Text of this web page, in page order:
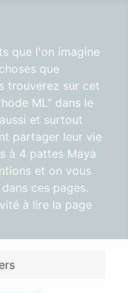
que l'on imagine
que
trouverez sur cet
ML" dans le
et surtout
partager leur vie
à 4 pattes Maya
et on vous
ces pages.
à lire la page